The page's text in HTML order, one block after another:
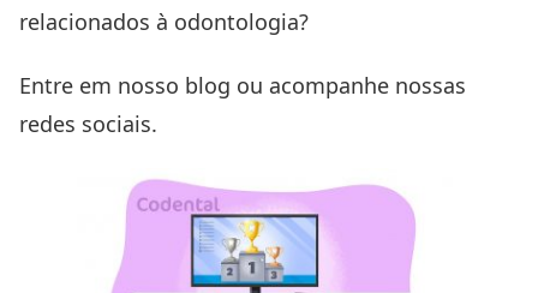
relacionados à odontologia?
Entre em nosso blog ou acompanhe nossas
redes sociais.